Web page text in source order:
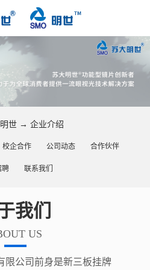
世 → 企业介绍
校企合作 公司动态 合作伙伴
聘 联系我们
我们
US
限公司前身是新三板挂牌